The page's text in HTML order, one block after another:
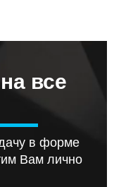
все
в форме
Вам лично